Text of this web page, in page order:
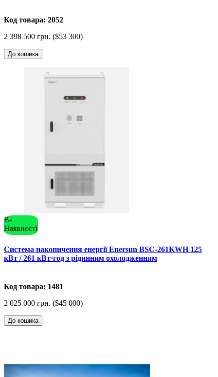
Код товара: 2052
2 398 500 грн. ($53 300)
До кошика
В-
Наявності
Система накопичення енергії Enersun BSC-261KWH 125
кВт / 261 кВт·год з рідинним охолодженням
Код товара: 1481
2 025 000 грн. ($45 000)
До кошика